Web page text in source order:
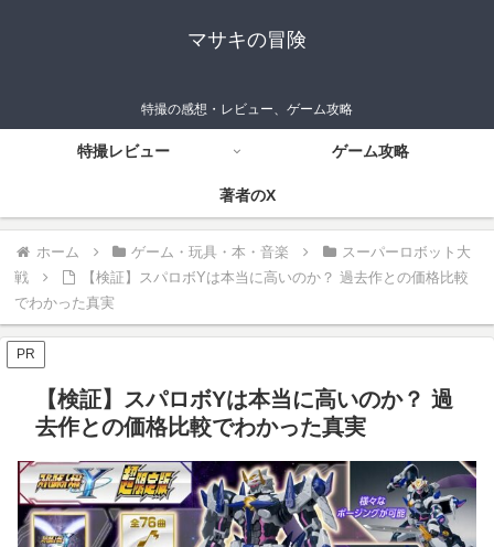
マサキの冒険
特撮の感想・レビュー、ゲーム攻略
特撮レビュー ゲーム攻略
著者のX
ホーム ゲーム・玩具・本・音楽
スーパーロボット大
戦
【検証】スパロボYは本当に高いのか？ 過去作との価格比較
でわかった真実
PR
【検証】スパロボYは本当に高いのか？ 過
去作との価格比較でわかった真実